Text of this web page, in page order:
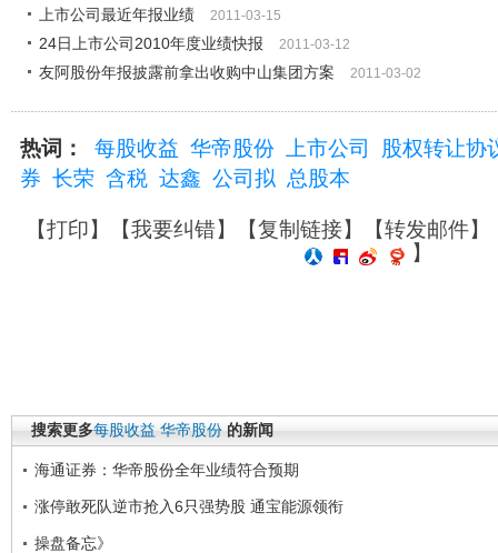
上市公司最近年报业绩 2011-03-15
24日上市公司2010年度业绩快报 2011-03-12
友阿股份年报披露前拿出收购中山集团方案 2011-03-02
热词： 每股收益 华帝股份 上市公司
股权转让协
券 长荣 含税 达鑫 公司拟 总股本
【打印】【我要纠错】【复制链接】【转发邮件】
】
搜索更多每股收益 华帝股份 的新闻
海通证券：华帝股份全年业绩符合预期
涨停敢死队逆市抢入6只强势股 通宝能源领衔
操盘备忘》